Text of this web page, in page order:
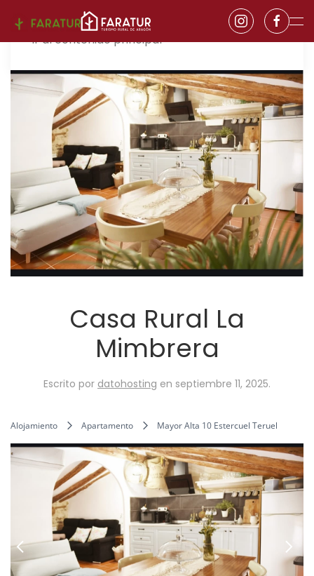
Ir al contenido principal
Casa Rural La
Mimbrera
Escrito por datohosting en septiembre 11, 2025.
Alojamiento Apartamento Mayor Alta 10 Estercuel Teruel